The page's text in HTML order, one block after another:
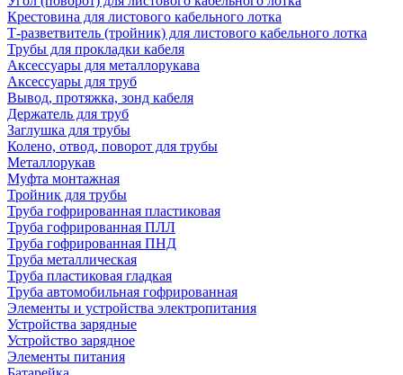
Крестовина для листового кабельного лотка
Т-разветвитель (тройник) для листового кабельного лотка
Трубы для прокладки кабеля
Аксессуары для металлорукава
Аксессуары для труб
Вывод, протяжка, зонд кабеля
Держатель для труб
Заглушка для трубы
Колено, отвод, поворот для трубы
Металлорукав
Муфта монтажная
Тройник для трубы
Труба гофрированная пластиковая
Труба гофрированная ПЛЛ
Труба гофрированная ПНД
Труба металлическая
Труба пластиковая гладкая
Труба автомобильная гофрированная
Элементы и устройства электропитания
Устройства зарядные
Устройство зарядное
Элементы питания